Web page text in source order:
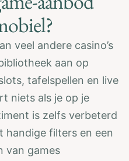
veel andere casino’s
aan op
tafelspellen en live
niets als je op je
is zelfs verbeterd
handige filters en een
van games